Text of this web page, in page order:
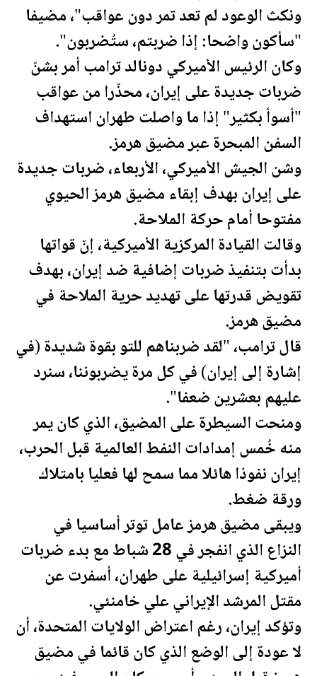
ونكث الوعود لم تعد تمر دون عواقب"، مضيفا
"سأكون واضحا: إذا ضربتم، ستُضربون".
وكان الرئيس الأميركي دونالدترامبأمر بشنّ
ضربات جديدة على إيران، محذّرا من عواقب
"أسوأ بكثير" إذا ما واصلت طهران استهداف
السفن المبحرة عبر مضيق هرمز.
وشن الجيش الأميركي، الأربعاء، ضربات جديدة
على إيران بهدف إبقاء مضيق هرمز الحيوي
مفتوحا أمام حركة الملاحة.
وقالت القيادة المركزية الأميركية، إنّ قواتها
بدأت بتنفيذ ضربات إضافية ضد إيران، بهدف
تقويض قدرتها على تهديد حرية الملاحة في
مضيق هرمز.
قالترامب، "لقد ضربناهم للتو بقوة شديدة (في
إشارة إلى إيران) في كل مرة يضربوننا، سنرد
عليهم بعشرين ضعفا".
ومنحت السيطرة على المضيق، الذي كان يمر
منه خُمس إمداداتالنفطالعالمية قبل الحرب،
إيران نفوذا هائلا مما سمح لها فعليا بامتلاك
ورقة ضغط.
ويبقى مضيق هرمز عامل توتر أساسيا في
النزاع الذي انفجر في 28 شباط مع بدء ضربات
أميركية إسرائيلية على طهران، أسفرت عن
مقتل المرشد الإيراني علي خامنئي.
وتؤكد إيران، رغم اعتراضالولايات المتحدة، أن
لا عودة إلى الوضع الذي كان قائما في مضيق